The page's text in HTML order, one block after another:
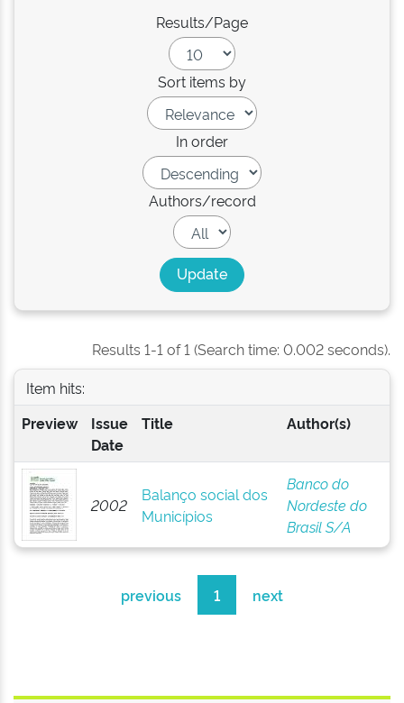
Results/Page
Sort items by
In order
Authors/record
Results 1-1 of 1 (Search time: 0.002 seconds).
Item hits:
Preview
Issue
Date
Title Author(s)
2002
Balanço social dos
Municípios
Banco do
Nordeste do
Brasil S/A
previous 1 next